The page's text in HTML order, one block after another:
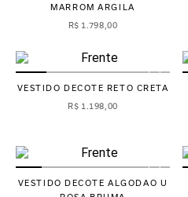
MARROM ARGILA
R$ 1 798 ,00
VESTIDO DECOTE RETO CRETA
R$ 1 198 00
VESTIDO DECOTE ALGODAO U